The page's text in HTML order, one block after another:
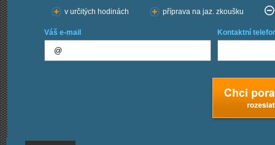
v určitých hodinách příprava na jaz. zkoušku
Váš e-mail Kontaktní